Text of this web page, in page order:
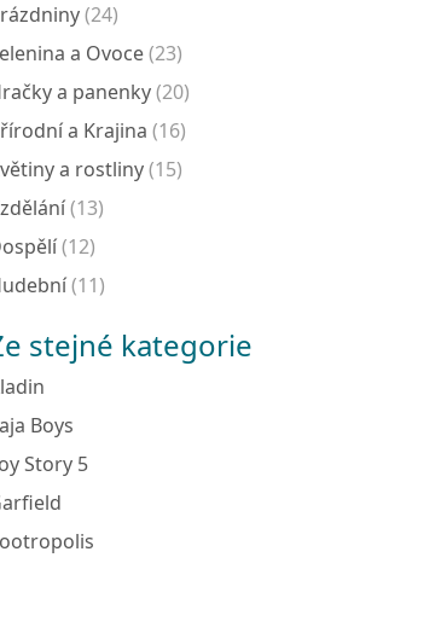
(24)
a Ovoce(23)
a panenky(20)
a Krajina (16)
a rostliny(15)
(13)
(12)
(11)
stejné kategorie
Boys
Story 5